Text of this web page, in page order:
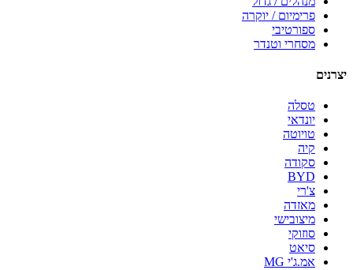
פרימיום / יוקרה
ספורטיבי
מסחרי וטנדר
יצרנים
טסלה
יונדאי
טויוטה
קיה
סקודה
BYD
צ'רי
מאזדה
מיצובישי
סוזוקי
סיאט
אמ.ג'י MG